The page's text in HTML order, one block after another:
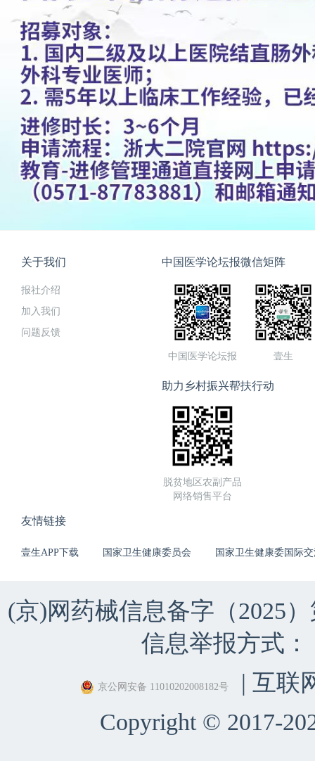
关于我们
报社介绍
加入我们
问题反馈
中国医学论坛报微信矩阵
中国医学论坛报 壹生
助力乡村振兴帮扶行动
脱贫地区农副产品
网络销售平台
友情链接
壹生APP下载 国家卫生健康委员会 国家卫生健康委国际
(京)网药械信息备字（2025
信息举报方式：
京公网安备 11010202008182号
| 互联
Copyright © 2017-